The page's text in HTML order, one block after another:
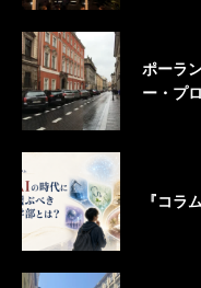
ポーラ
ー・プ
『コラ